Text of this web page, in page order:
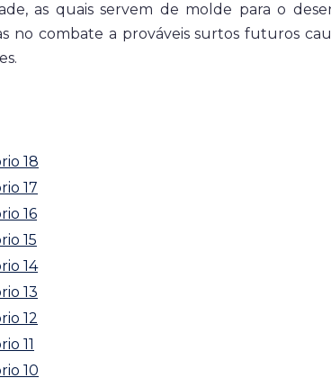
as quais servem de molde para o
no combate a prováveis surtos futuros
18
17
16
15
14
13
12
11
10